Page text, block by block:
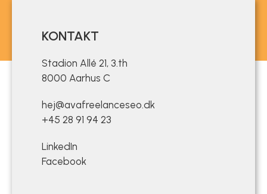
KONTAKT
Stadion Allé 21, 3.th
8000 Aarhus C
hej@avafreelanceseo.dk
+45 28 91 94 23
LinkedIn
Facebook